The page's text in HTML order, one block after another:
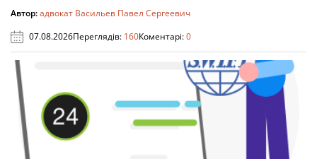
Автор:адвокат Васильев Павел Сергеевич
07.08.2026Переглядів: 160Коментарі:0